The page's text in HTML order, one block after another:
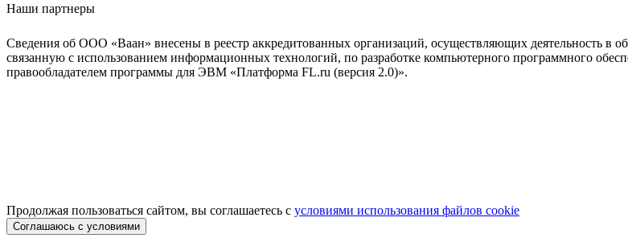
Наши партнеры
Сведения об ООО «Ваан» внесены в реестр аккредитованных организаций, осуществляющих деятельность в
связанную с использованием информационных технологий, по разработке компьютерного программного
правообладателем программы для ЭВМ «Платформа FL.ru (версия 2.0)».
Продолжая пользоваться сайтом, вы соглашаетесь с условиями использования файлов cookie
Соглашаюсь с условиями